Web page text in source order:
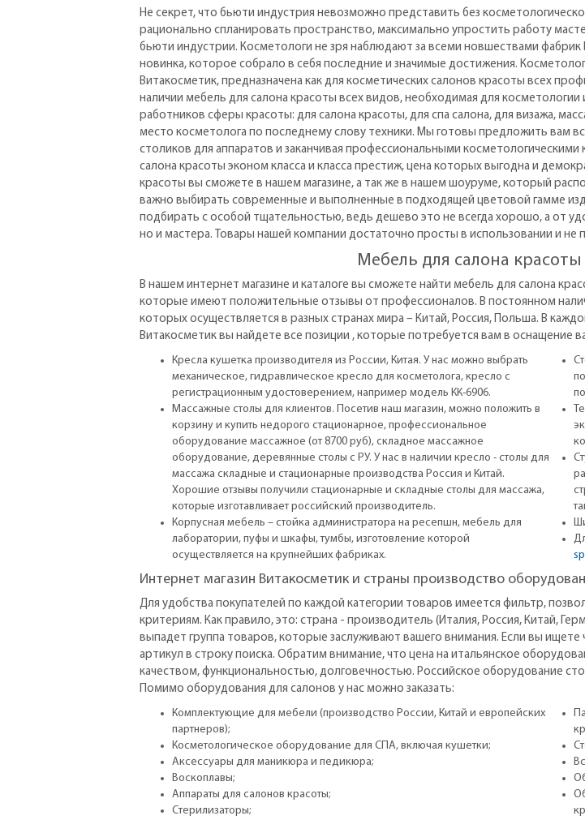
Не секрет, что бьюти индустрия невозможно представить без
рационально спланировать пространство, максимально упростить работу
бьюти индустрии. Косметологи не зря наблюдают за всеми новшествами
новинка, которое собрало в себя последние и значимые достижения.
Витакосметик, предназначена как для косметических салонов красоты всех
наличии мебель для салона красоты всех видов, необходимая для
работников сферы красоты: для салона красоты, для спа салона, для визажа,
место косметолога по последнему слову техники. Мы готовы предложить вам
столиков для аппаратов и заканчивая профессиональными
салона красоты эконом класса и класса престиж, цена которых выгодна и
красоты вы сможете в нашем магазине, а так же в нашем шоуруме, который
важно выбирать современные и выполненные в подходящей цветовой гамме
подбирать с особой тщательностью, ведь дешево это не всегда хорошо, а от
но и мастера. Товары нашей компании достаточно просты в использовании и не
Мебель для салона
В нашем интернет магазине и каталоге вы сможете найти мебель для салона
которые имеют положительные отзывы от профессионалов. В постоянном
которых осуществляется в разных странах мира – Китай, Россия, Польша. В
Витакосметик вы найдете все позиции , которые потребуется вам в оснащение
Кресла кушетка производителя из России, Китая. У нас можно выбрать
механическое, гидравлическое кресло для косметолога, кресло с
регистрационным удостоверением, например модель КК-6906.
Массажные столы для клиентов. Посетив наш магазин, можно положить в
корзину и купить недорого стационарное, профессиональное
оборудование массажное (от 8700 руб), складное массажное
оборудование, деревянные столы с РУ. У нас в наличии кресло - столы для
массажа складные и стационарные производства Россия и Китай.
Хорошие отзывы получили стационарные и складные столы для массажа,
которые изготавливает российский производитель.
Корпусная мебель – стойка администратора на ресепшн, мебель для
лаборатории, пуфы и шкафы, тумбы, изготовление которой
осуществляется на крупнейших фабриках.
Интернет магазин Витакосметик и страны производство
Для удобства покупателей по каждой категории товаров имеется фильтр,
критериям. Как правило, это: страна - производитель (Италия, Россия, Китай,
выпадет группа товаров, которые заслуживают вашего внимания. Если вы
артикул в строку поиска. Обратим внимание, что цена на итальянское
качеством, функциональностью, долговечностью. Российское оборудование
Помимо оборудования для салонов у нас можно заказать:
Комплектующие для мебели (производство России, Китай и европейских
партнеров);
Косметологическое оборудование для СПА, включая кушетки;
Аксессуары для маникюра и педикюра;
Воскоплавы;
Аппараты для салонов красоты;
Стерилизаторы;